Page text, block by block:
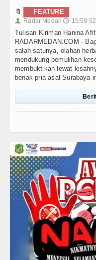
🔖 FEATURE
👤 Radar Medan 🕔
Tulisan Kiriman Hanina
RADARMEDAN.COM -
salah satunya, olahan
mendukung pemulihan
membuktikan lewat
benak pria asal Surabaya